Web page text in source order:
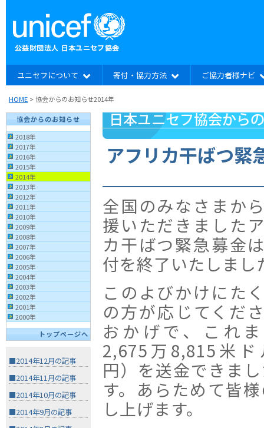
ユニセフについて 寄付・協力方法 ご協力者様ナビ
HOME > 協会からのお知らせ2014年
協会からのお知らせ
2018年
2017年
2016年
2015年
2014年
2013年
2012年
2011年
2010年
2009年
2008年
2007年
2006年
2005年
2004年
2003年
2002年
2001年
2000年
トップページへ
■2014年12月の記事
■2014年11月の記事
■2014年10月の記事
■2014年9月の記事
アフリカ干ばつ
全国のみなさまか
援いただきました
カ干ばつ緊急募金
付を終了いたしまし
このよびかけにた
の方が応じてくだ
おかげで、これ
2,675万8,815米
円）を送金できま
す。あらためて皆
し上げます。